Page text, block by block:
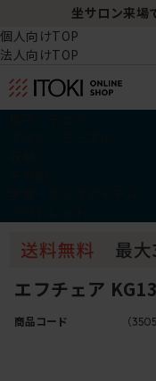
坐サロン来場
個人向けTOP
法人向けTOP
エフチェア
商品コード （